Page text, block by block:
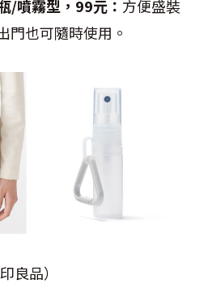
/噴霧型，99元： 方便盛裝
門也可隨時使用。
良品）